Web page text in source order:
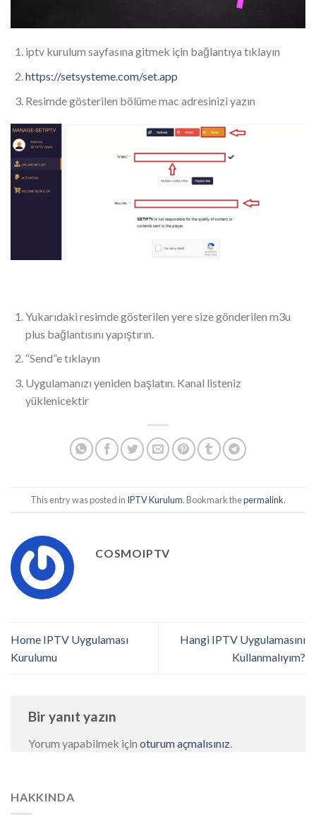
iptv kurulum sayfasına gitmek için bağlantıya tıklayın
https://setsysteme.com/set.app
Resimde gösterilen bölüme mac adresinizi yazın
Yukarıdaki resimde gösterilen yere size gönderilen m3u
plus bağlantısını yapıştırın.
“Send”e tıklayın
Uygulamanızı yeniden başlatın. Kanal listeniz
yüklenicektir
This entry was posted in IPTV Kurulum . Bookmark thepermalink
COSMOIPTV
Home IPTV Uygulaması
Kurulumu
Hangi IPTV Uygulamasını
Kullanmalıyım?
Bir yanıt yazın
Yorum yapabilmek için oturum açmalısınız
HAKKINDA